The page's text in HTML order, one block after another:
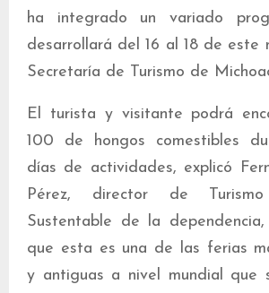
ha integrado un variado
desarrollará del 16 al 18 de este
Secretaría de Turismo de
El turista y visitante podrá
100 de hongos comestibles
días de actividades, explicó
Pérez, director de
Sustentable de la
que esta es una de las ferias
y antiguas a nivel mundial que